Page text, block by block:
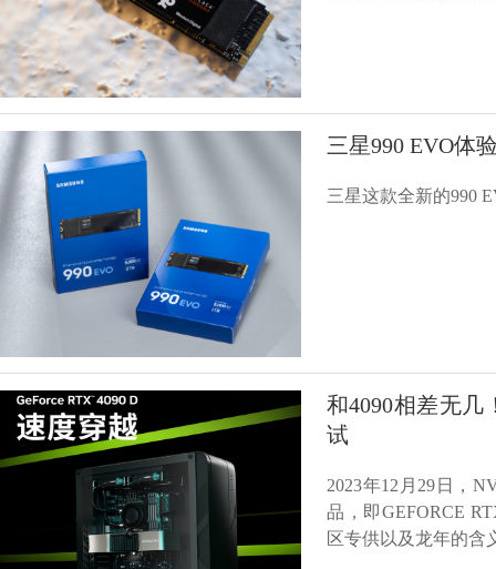
三星990 EVO体
三星这款全新的990
和4090相差无几
试
2023年12月29日，
品，即GEFORCE
区专供以及龙年的